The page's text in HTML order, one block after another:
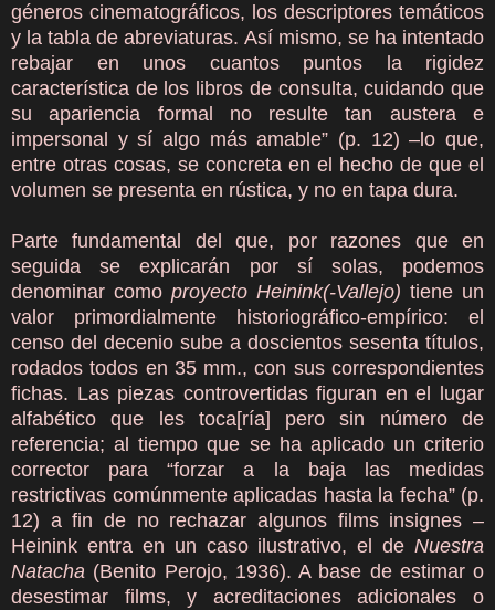
géneros cinematográficos, los descriptores temáticos
y la tabla de abreviaturas. Así mismo, se ha intentado
rebajar en unos cuantos puntos la rigidez
característica de los libros de consulta, cuidando que
su apariencia formal no resulte tan austera e
impersonal y sí algo más amable” (p. 12) –lo que,
entre otras cosas, se concreta en el hecho de que el
volumen se presenta en rústica, y no en tapa dura.
Parte fundamental del que, por razones que en
seguida se explicarán por sí solas, podemos
denominar como proyecto Heinink(-Vallejo) tiene un
valor primordialmente historiográfico-empírico: el
censo del decenio sube a doscientos sesenta títulos,
rodados todos en 35 mm., con sus correspondientes
fichas. Las piezas controvertidas figuran en el lugar
alfabético que les toca[ría] pero sin número de
referencia; al tiempo que se ha aplicado un criterio
corrector para “forzar a la baja las medidas
restrictivas comúnmente aplicadas hasta la fecha” (p.
12) a fin de no rechazar algunos films insignes –
Heinink entra en un caso ilustrativo, el de Nuestra
Natacha (Benito Perojo, 1936). A base de estimar o
desestimar films, y acreditaciones adicionales o